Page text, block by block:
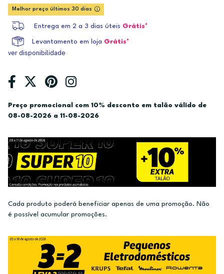
Melhor preço últimos 30 dias
Entrega em 2 a 3 dias úteis Grátis*
Levantamento em loja Grátis*
ver disponibilidade
Preço promocional com 10% desconto em talão válido de
08-08-2026 a 11-08-2026
Cada produto poderá beneficiar apenas de uma promoção. Não
é possível acumular promoções.